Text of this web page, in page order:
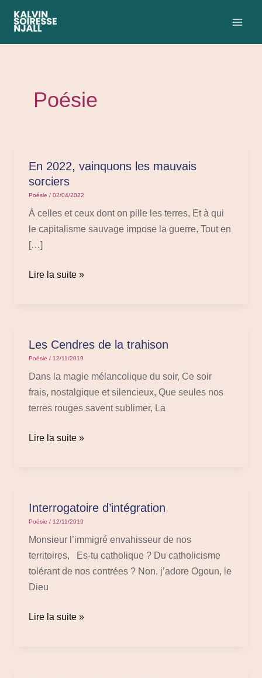
Poésie
En 2022, vainquons les mauvais
sorciers
Poésie / 02/04/2022
À celles et ceux dont on pille les terres, Et à qui
le capitalisme sauvage impose la guerre, Tout en
[…]
En
2022,
vainquons
les
mauvais
sorciers
Lire la suite »
Les Cendres de la trahison
Poésie / 12/11/2019
Dans la magie mélancolique du soir, Ce soir
frais, nostalgique et silencieux, Que seules nos
terres rouges savent sublimer, La
Les
Cendres
de
la
trahison
Lire la suite »
Interrogatoire d’intégration
Poésie / 12/11/2019
Monsieur l’immigré envahisseur de nos
territoires, Es-tu catholique ? Du catholicisme
tolérant de nos contrées ? Non, j’adore Ogoun, le
Dieu
Interrogatoire
d’intégration
Lire la suite »
d’article
a